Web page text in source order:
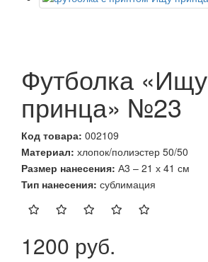
Футболка «Ищу
принца» №23
Код товара: 002109
Материал: хлопок/полиэстер 50/50
Размер нанесения: А3 – 21 х 41 см
Тип нанесения: сублимация
1200 руб.